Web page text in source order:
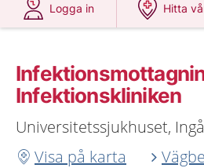
Logga in
Hitta
Infektionskliniken
Universitetssjukhuset,
Visa på karta